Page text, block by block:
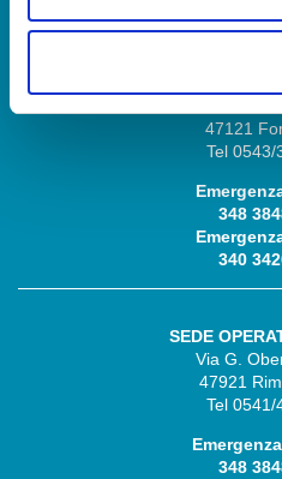
47121
Tel 0543/
348
340
SEDE
Via G.
47921
Tel 0541/
348